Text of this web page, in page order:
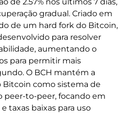
gradual. Criado em
de um hard fork do Bitcoin,
para resolver
aumentando o
para permitir mais
O BCH mantém a
Bitcoin como sistema de
peer-to-peer, focando em
taxas baixas para uso